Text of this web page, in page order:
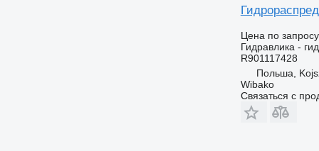
Цена по запросу
Гидравлика -
R901117428
Польша,
Wibako
Связаться с